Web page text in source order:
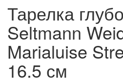
Тарелка
Seltmann
Marialuise
16.5 см